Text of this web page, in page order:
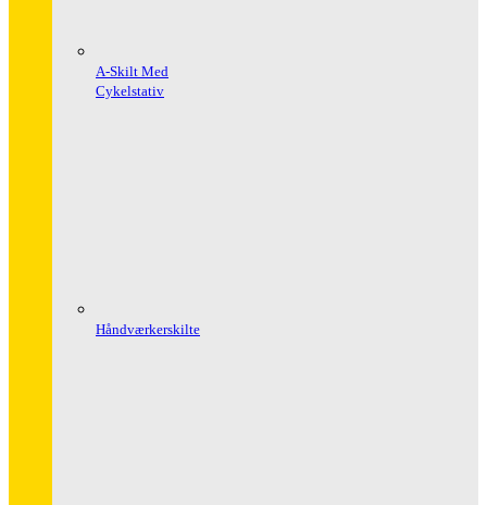
A-Skilt Med
Cykelstativ
Håndværkerskilte